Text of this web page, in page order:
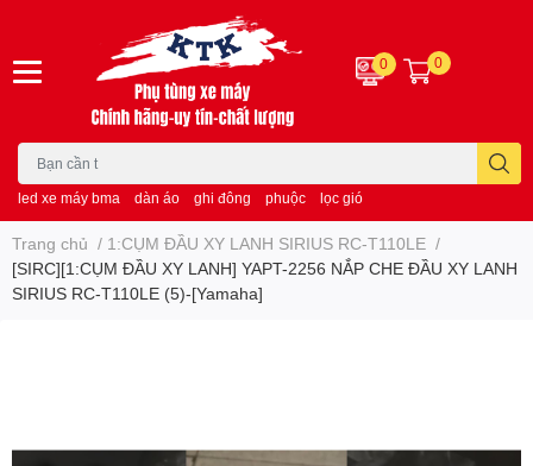
led xe máy bma dàn áo ghi đông phuộc lọc gió
0 0
Trang chủ / 1:CỤM ĐẦU XY LANH SIRIUS RC-T110LE /
[SIRC][1:CỤM ĐẦU XY LANH] YAPT-2256 NẮP CHE ĐẦU XY LANH
SIRIUS RC-T110LE (5)-[Yamaha]